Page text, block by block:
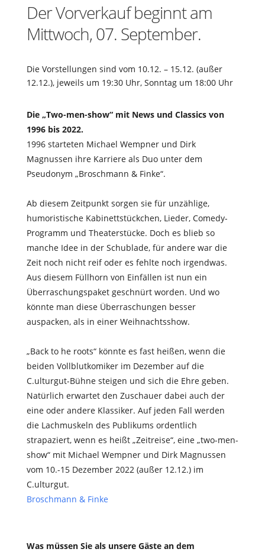
Der Vorverkauf beginnt am
Mittwoch, 07. September.
Die Vorstellungen sind vom 10.12. – 15.12. (außer
12.12.), jeweils um 19:30 Uhr, Sonntag um 18:00 Uhr
Die „Two-men-show“ mit News und Classics von
1996 bis 2022.
1996 starteten Michael Wempner und Dirk
Magnussen ihre Karriere als Duo unter dem
Pseudonym „Broschmann & Finke“.
Ab diesem Zeitpunkt sorgen sie für unzählige,
humoristische Kabinettstückchen, Lieder, Comedy-
Programm und Theaterstücke. Doch es blieb so
manche Idee in der Schublade, für andere war die
Zeit noch nicht reif oder es fehlte noch irgendwas.
Aus diesem Füllhorn von Einfällen ist nun ein
Überraschungspaket geschnürt worden. Und wo
könnte man diese Überraschungen besser
auspacken, als in einer Weihnachtsshow.
„Back to he roots“ könnte es fast heißen, wenn die
beiden Vollblutkomiker im Dezember auf die
C.ulturgut-Bühne steigen und sich die Ehre geben.
Natürlich erwartet den Zuschauer dabei auch der
eine oder andere Klassiker. Auf jeden Fall werden
die Lachmuskeln des Publikums ordentlich
strapaziert, wenn es heißt „Zeitreise“, eine „two-men-
show“ mit Michael Wempner und Dirk Magnussen
vom 10.-15 Dezember 2022 (außer 12.12.) im
C.ulturgut.​
Broschmann & Finke
Was müssen Sie als unsere Gäste an dem